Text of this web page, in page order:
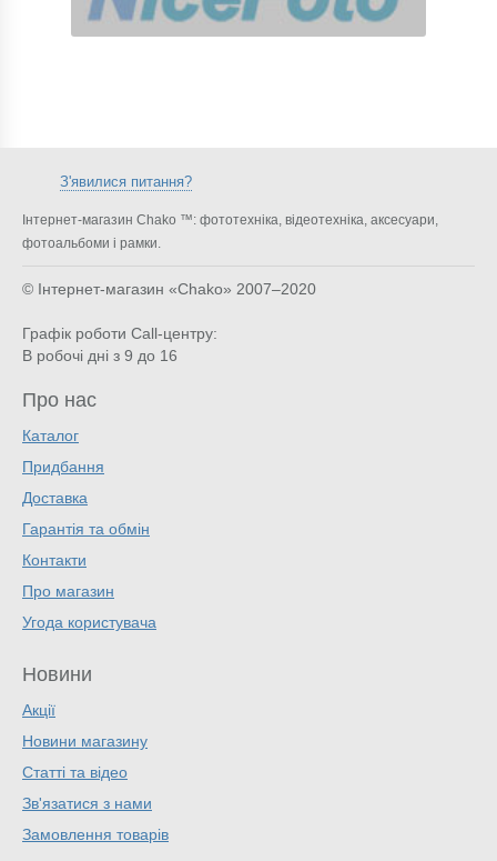
З'явилися питання?
Інтернет-магазин Chako ™: фототехніка, відеотехніка, аксесуари,
фотоальбоми і рамки.
© Інтернет-магазин «Chako» 2007–2020
Графік роботи Call-центру:
В робочі дні з 9 до 16
Про нас
Каталог
Придбання
Доставка
Гарантія та обмін
Контакти
Про магазин
Угода користувача
Новини
Акції
Новини магазину
Статті та відео
Зв'язатися з нами
Замовлення товарів